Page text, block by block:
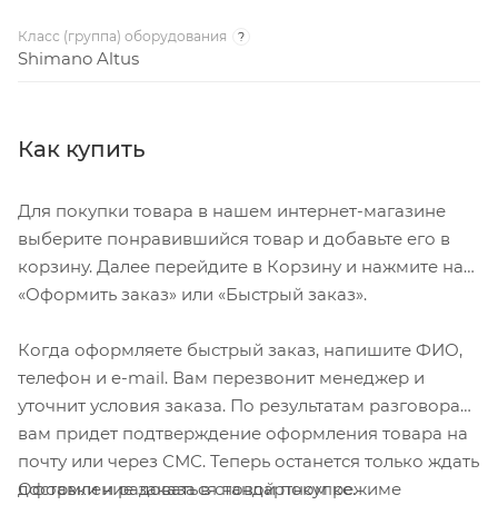
Класс (группа) оборудования ?
Shimano Altus
Как купить
Для покупки товара в нашем интернет-магазине
выберите понравившийся товар и добавьте его в
корзину. Далее перейдите в Корзину и нажмите на
«Оформить заказ» или «Быстрый заказ».
Когда оформляете быстрый заказ, напишите ФИО,
телефон и e-mail. Вам перезвонит менеджер и
уточнит условия заказа. По результатам разговора
вам придет подтверждение оформления товара на
почту или через СМС. Теперь останется только ждать
доставки и радоваться новой покупке.
Оформление заказа в стандартном режиме